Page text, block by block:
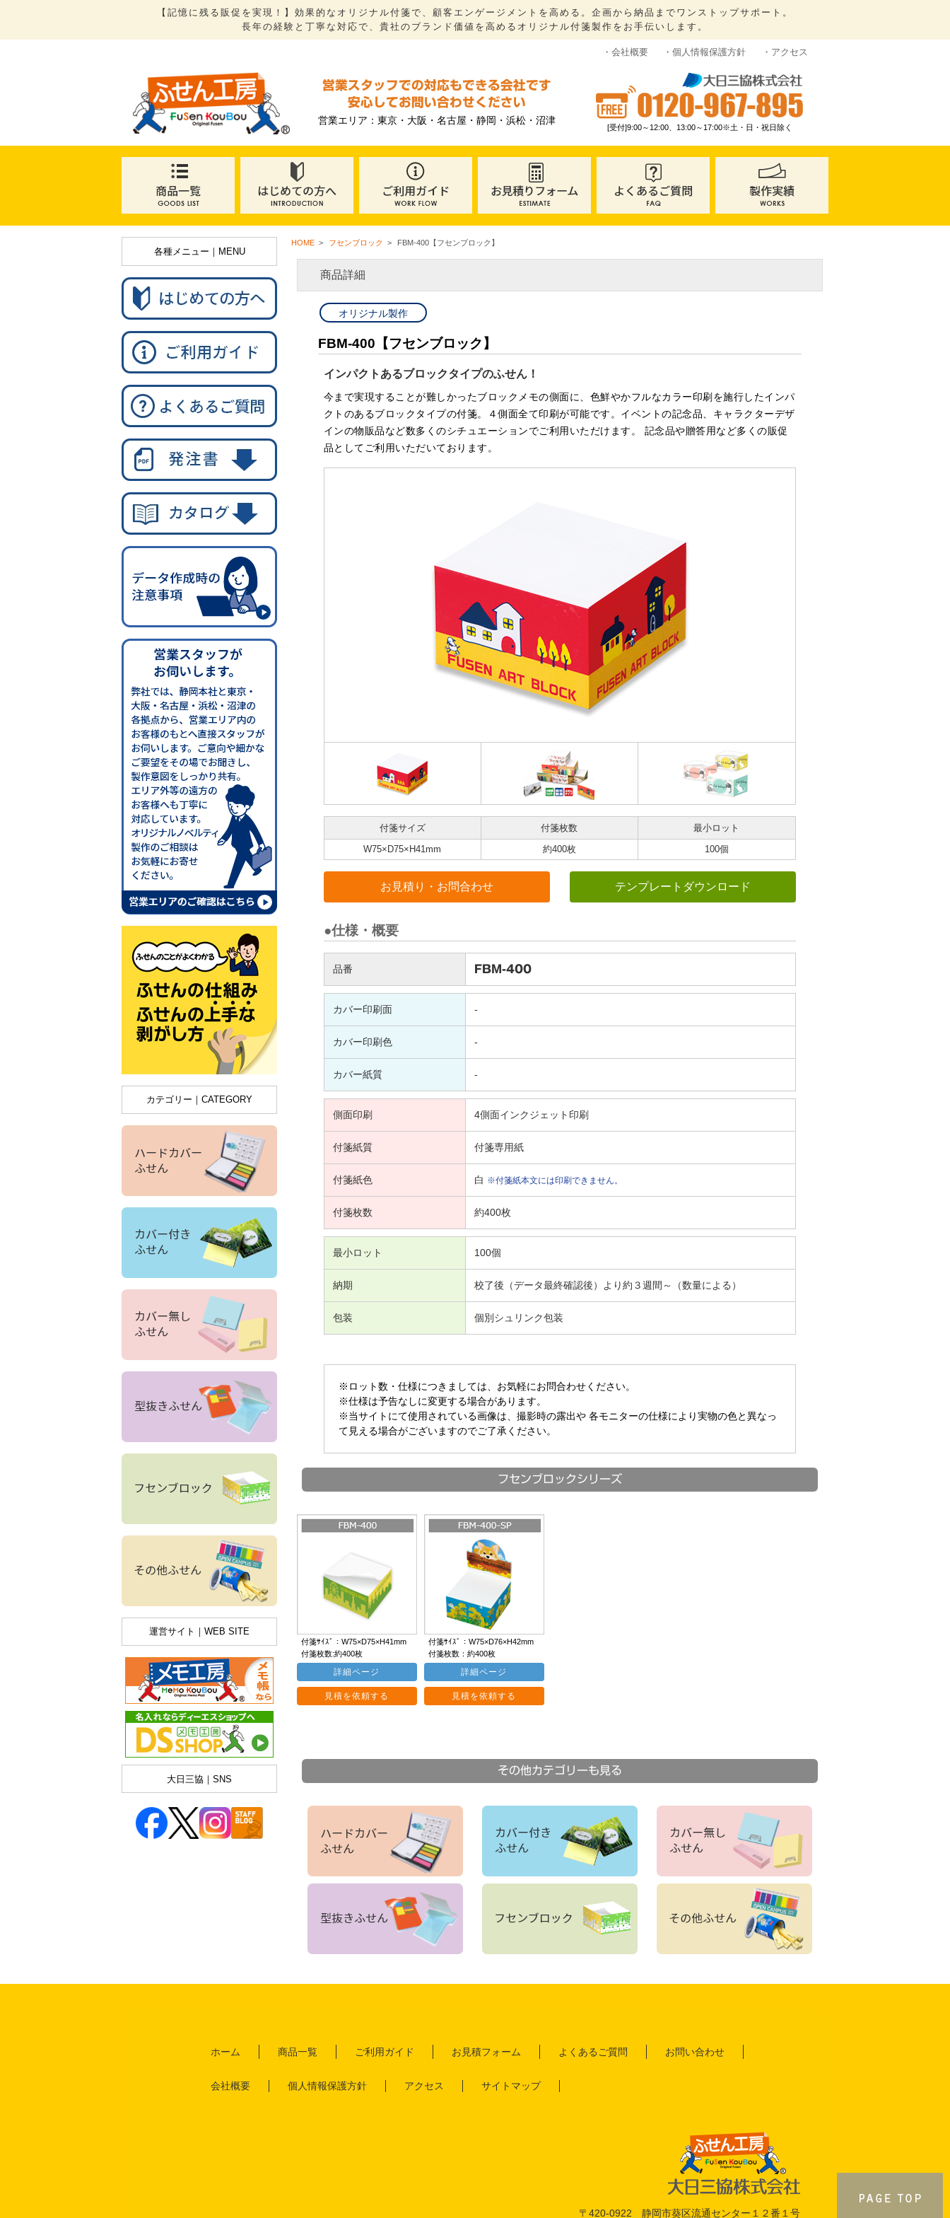
【記憶に残る販促を実現！】効果的なオリジナル付箋で、顧客エンゲージメントを高める。企画から納品までワンストップサポート。
長年の経験と丁寧な対応で、貴社のブランド価値を高めるオリジナル付箋製作をお手伝いします。
・会社概要 ・個人情報保護方針 ・アクセス
営業スタッフでの対応もできる会社です
安心してお問い合わせください
営業エリア：東京・大阪・名古屋・静岡・浜松・沼津
[受付]9:00～12:00、13:00～17:00※土・日・祝日除く
各種メニュー｜MENU
カテゴリー｜CATEGORY
運営サイト｜WEB SITE
大日三協｜SNS
HOME フセンブロック FBM-400【フセンブロック】
商品詳細
オリジナル製作
FBM-400【フセンブロック】
インパクトあるブロックタイプのふせん！
今まで実現することが難しかったブロックメモの側面に、色鮮やかフルなカラー印刷を施行したインパ
クトのあるブロックタイプの付箋。４側面全て印刷が可能です。イベントの記念品、キャラクターデザ
インの物販品など数多くのシチュエーションでご利用いただけます。 記念品や贈答用など多くの販促
品としてご利用いただいております。
付箋サイズ 付箋枚数
最小ロット
W75×D75×H41mm
約400枚 100個
お見積り・お問合わせ テンプレートダウンロード
●仕様・概要
品番 FBM-400
カバー印刷面 -
カバー印刷色 -
カバー紙質 -
側面印刷 4側面インクジェット印刷
付箋紙質 付箋専用紙
付箋紙色 白 ※付箋紙本文には印刷できません。
付箋枚数 約400枚
最小ロット 100個
納期 校了後（データ最終確認後）より約３週間～（数量による）
包装 個別シュリンク包装
※ロット数・仕様につきましては、お気軽にお問合わせください。
※仕様は予告なしに変更する場合があります。
※当サイトにて使用されている画像は、撮影時の露出や 各モニターの仕様により実物の色と異なっ
て見える場合がございますのでご了承ください。
フセンブロックシリーズ
付箋ｻｲｽﾞ：W75×D75×H41mm
付箋枚数:約400枚
詳細ページ
見積を依頼する
付箋ｻｲｽﾞ：W75×D76×H42mm
付箋枚数：約400枚
詳細ページ
見積を依頼する
その他カテゴリーも見る
ホーム 商品一覧 ご利用ガイド お見積フォーム よくあるご質問 お問い合わせ
会社概要 個人情報保護方針 アクセス サイトマップ
〒420-0922 静岡市葵区流通センター１２番１号